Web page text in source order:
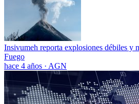
Insivumeh reporta explosiones débiles y
Fuego
hace 4 años · AGN